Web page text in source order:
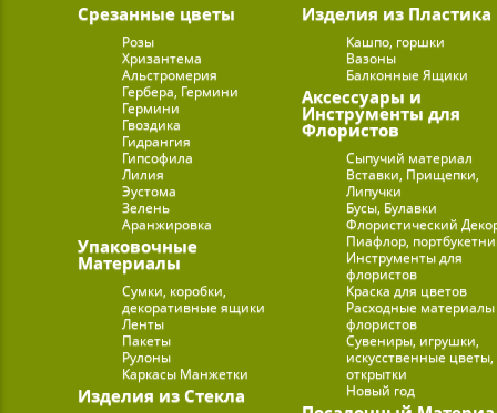
Срезанные цветы
Розы
Хризантема
Альстромерия
Гербера, Гермини
Гермини
Гвоздика
Гидрангия
Гипсофила
Лилия
Эустома
Зелень
Аранжировка
Упаковочные
Материалы
Сумки, коробки,
декоративные ящики
Ленты
Пакеты
Рулоны
Каркасы Манжетки
Изделия из Стекла
Изделия из Пластика
Кашпо, горшки
Вазоны
Балконные Ящики
Аксессуары и
Инструменты для
Флористов
Сыпучий материал
Вставки, Прищепки,
Липучки
Бусы, Булавки
Флористический
Пиафлор,
Инструменты для
флористов
Краска для цветов
Расходные
флористов
Сувениры, игрушки,
искусственные цветы,
открытки
Новый год